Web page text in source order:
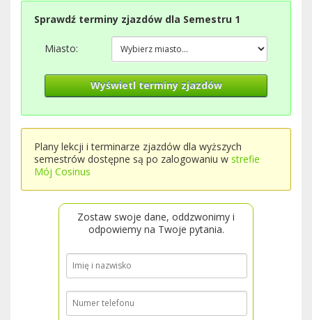
Sprawdź terminy zjazdów dla Semestru 1
Miasto:
Wyświetl terminy zjazdów
Plany lekcji i terminarze zjazdów dla wyższych
semestrów dostępne są po zalogowaniu w strefie
Mój Cosinus
Zostaw swoje dane, oddzwonimy i
odpowiemy na Twoje pytania.